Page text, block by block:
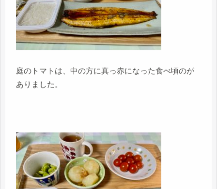
庭のトマトは、中の方に真っ赤になった食べ頃のが
ありました。